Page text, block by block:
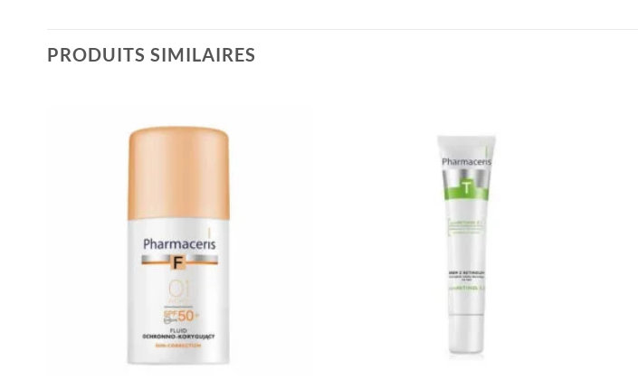
PRODUITS SIMILAIRES